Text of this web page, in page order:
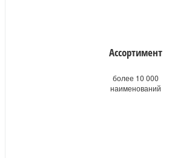
Ассортимент
более 10 000
наименований